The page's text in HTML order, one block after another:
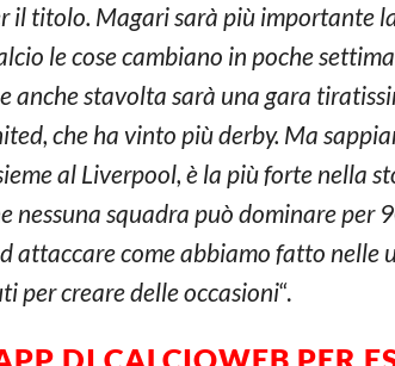
il titolo. Magari sarà più importante
le cose cambiano in poche
anche stavolta sarà una gara
che ha vinto più derby. Ma
al Liverpool, è la più forte nella
nessuna squadra può dominare
attaccare come abbiamo fatto nelle
per creare delle occasioni“.
DI CALCIOWEB PER